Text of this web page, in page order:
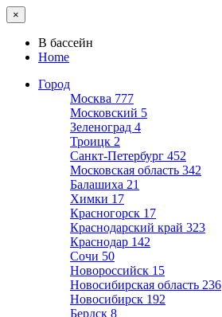
×
В бассейн
Home
Город
Москва 777
Московский 5
Зеленоград 4
Троицк 2
Санкт-Петербург 452
Московская область 342
Балашиха 21
Химки 17
Красногорск 17
Краснодарский край 323
Краснодар 142
Сочи 50
Новороссийск 15
Новосибирская область 236
Новосибирск 192
Бердск 8